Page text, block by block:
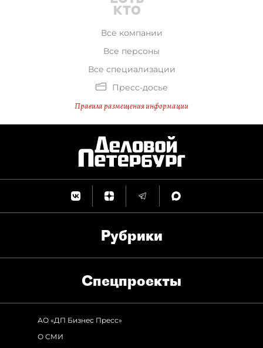
Все компании
Все персоны
Все специализации
Пресс-досье
Правила размещения информации
Рубрики
Спец­проекты
АО «ДП Бизнес Пресс»
О СМИ